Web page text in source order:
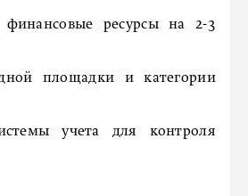
ресурсы на 2-3
площадки и категории
учета для контроля